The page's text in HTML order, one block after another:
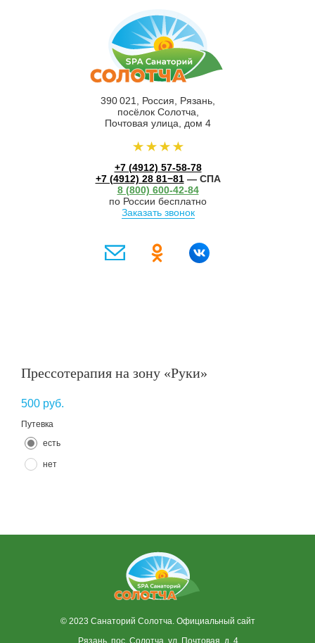
390 021, Россия, Рязань,
посёлок Солотча,
Почтовая улица, дом 4
+7 (4912) 57-58-78
+7 (4912) 28 81−81— СПА
8 (800) 600-42-84
по России бесплатно
Заказать звонок
Прессотерапия на зону «Руки»
500 руб.
Путевка
есть
нет
© 2023 Санаторий Солотча. Официальный сайт